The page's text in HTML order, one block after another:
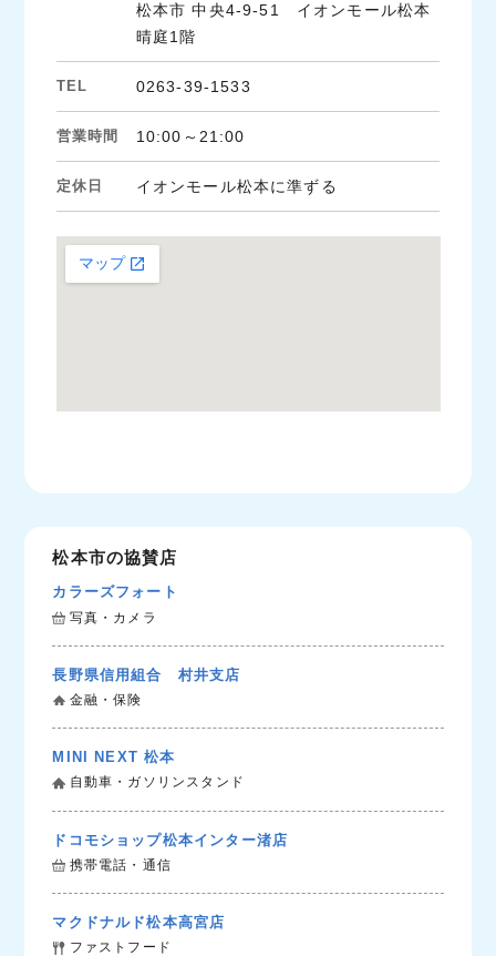
松本市 中央4-9-51 イオンモール松本
晴庭1階
TEL 0263-39-1533
営業時間 10:00～21:00
定休日 イオンモール松本に準ずる
松本市の協賛店
カラーズフォート
写真・カメラ
長野県信用組合 村井支店
金融・保険
MINI NEXT 松本
自動車・ガソリンスタンド
ドコモショップ松本インター渚店
携帯電話・通信
マクドナルド松本高宮店
ファストフード